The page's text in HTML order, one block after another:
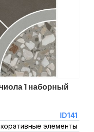
1 наборный
ID141
элементы